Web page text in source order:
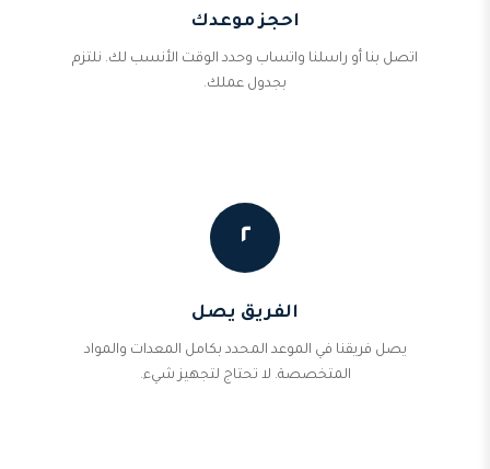
احجز موعدك
اتصل بنا أو راسلنا واتساب وحدد الوقت الأنسب لك. نلتزم
بجدول عملك.
٢
الفريق يصل
يصل فريقنا في الموعد المحدد بكامل المعدات والمواد
المتخصصة. لا تحتاج لتجهيز شيء.